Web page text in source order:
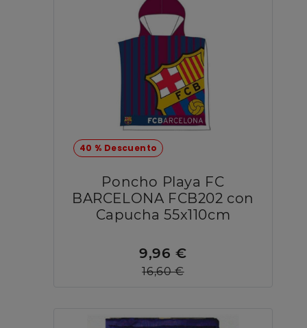
40 % Descuento
Poncho Playa FC
BARCELONA FCB202 con
Capucha 55x110cm
9,96 €
16,60 €